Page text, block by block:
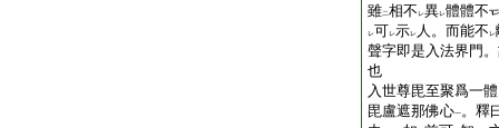
雖二相不 レ異レ體體不
レ可レ示レ 人。而能不 レ
聲字即是入法界門
也
入世尊毘至聚爲一
毘盧遮那佛心一。釋